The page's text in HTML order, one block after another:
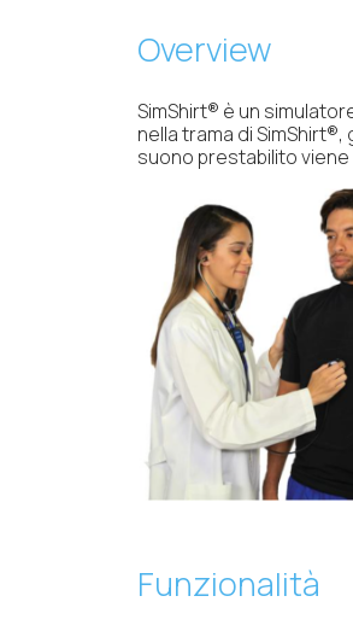
Overview
SimShirt® è un
nella trama di
suono prestabilito
Funzionalità